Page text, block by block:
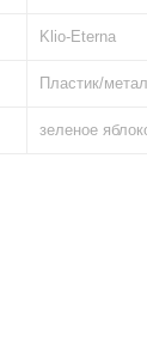
Klio-Eterna
Пластик/
зеленое